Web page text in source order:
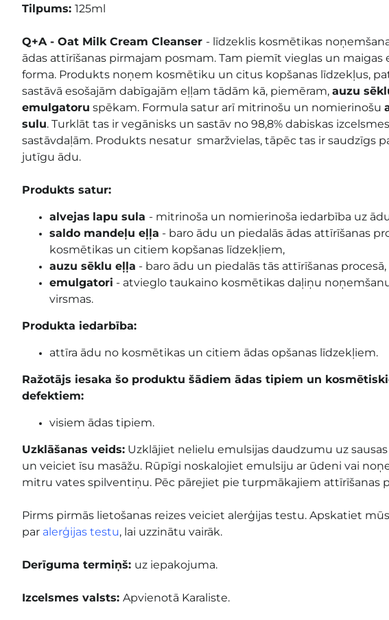
Tilpums: 125ml
Q+A - Oat Milk Cream Cleanser - līdzeklis kosmētikas
ādas attīrīšanas pirmajam posmam. Tam piemīt vieglas un maigas
forma. Produkts noņem kosmētiku un citus kopšanas līdzekļus,
sastāvā esošajām dabīgajām eļļam tādām kā, piemēram, auzu
emulgatoru spēkam. Formula satur arī mitrinošu un nomierinošu
sulu. Turklāt tas ir vegānisks un sastāv no 98,8% dabiskas izcelsmes
sastāvdaļām. Produkts nesatur smaržvielas, tāpēc tas ir saudzīgs
jutīgu ādu.
Produkts satur:
alvejas lapu sula - mitrinoša un nomierinoša iedarbība uz
saldo mandeļu eļļa - baro ādu un piedalās ādas attīrīšanas
kosmētikas un citiem kopšanas līdzekļiem,
auzu sēklu eļļa - baro ādu un piedalās tās attīrīšanas procesā,
emulgatori - atvieglo taukaino kosmētikas daļiņu
virsmas.
Produkta iedarbība:
attīra ādu no kosmētikas un citiem ādas opšanas līdzekļiem.
Ražotājs iesaka šo produktu šādiem ādas tipiem un
defektiem:
visiem ādas tipiem.
Uzklāšanas veids: Uzklājiet nelielu emulsijas daudzumu uz sausas
un veiciet īsu masāžu. Rūpīgi noskalojiet emulsiju ar ūdeni vai
mitru vates spilventiņu. Pēc pārejiet pie turpmākajiem attīrīšanas
Pirms pirmās lietošanas reizes veiciet alerģijas testu. Apskatiet
par alerģijas testu, lai uzzinātu vairāk.
Derīguma termiņš: uz iepakojuma.
Izcelsmes valsts: Apvienotā Karaliste.